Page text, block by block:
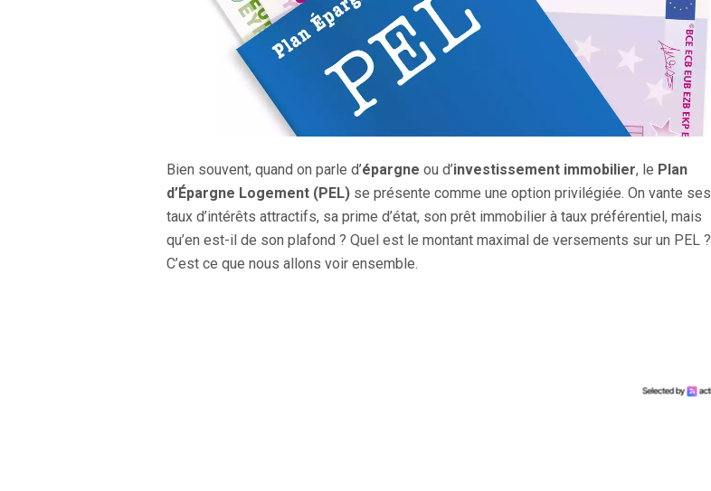
Bien souvent, quand on parle d’épargne ou d’investissement immobilier, le Plan
d’Épargne Logement (PEL) se présente comme une option privilégiée. On vante ses
taux d’intérêts attractifs, sa prime d’état, son prêt immobilier à taux préférentiel, mais
qu’en est-il de son plafond ? Quel est le montant maximal de versements sur un PEL ?
C’est ce que nous allons voir ensemble.